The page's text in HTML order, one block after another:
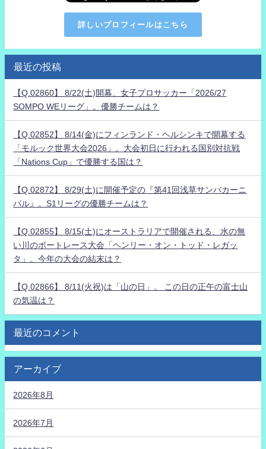
詳しいプロフィールはこちら
最近の投稿
【Q.02860】 8/22(土)開幕、女子プロサッカー「2026/27
SOMPO WEリーグ」。優勝チームは？
【Q.02852】 8/14(金)にフィンランド・ヘルシンキで開幕する
「モルック世界大会2026」。大会初日に行われる国別対抗戦
「Nations Cup」で優勝する国は？
【Q.02872】 8/29(土)に開催予定の『第41回浅草サンバカーニ
バル』。S1リーグの優勝チームは？
【Q.02855】 8/15(土)にオーストラリアで開催される、水の無
い川のボートレース大会「ヘンリー・オン・トッド・レガッ
タ」。今年の大会の結末は？
【Q.02866】 8/11(火祝)は「山の日」。 この日の正午の富士山
の気温は？
最近のコメント
アーカイブ
2026年8月
2026年7月